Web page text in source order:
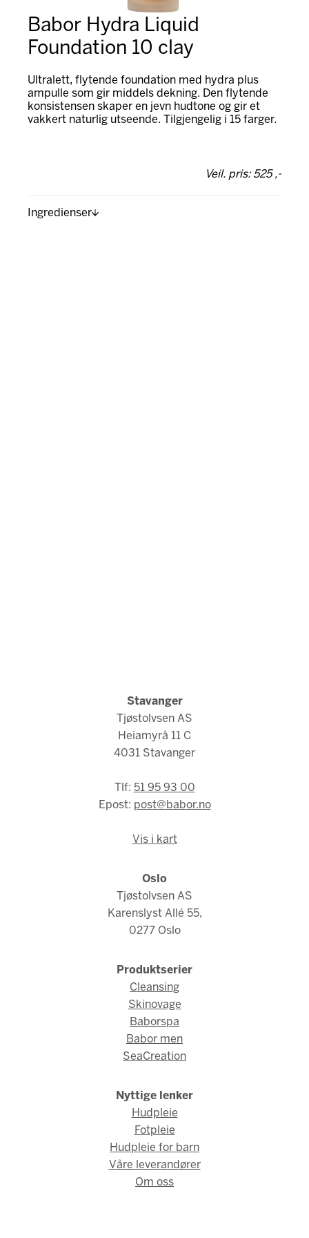
Babor Hydra Liquid
Foundation 10 clay
Ultralett, flytende foundation med hydra plus
ampulle som gir middels dekning. Den flytende
konsistensen skaper en jevn hudtone og gir et
vakkert naturlig utseende. Tilgjengelig i 15 farger.
Veil. pris: 525 ,-
Ingredienser
Stavanger
Tjøstolvsen AS
Heiamyrå 11 C
4031 Stavanger
Tlf: 51 95 93 00
Epost: post@babor.no
Vis i kart
Oslo
Tjøstolvsen AS
Karenslyst Allé 55,
0277 Oslo
Produktserier
Cleansing
Skinovage
Baborspa
Babor men
SeaCreation
Nyttige lenker
Hudpleie
Fotpleie
Hudpleie for barn
Våre leverandører
Om oss